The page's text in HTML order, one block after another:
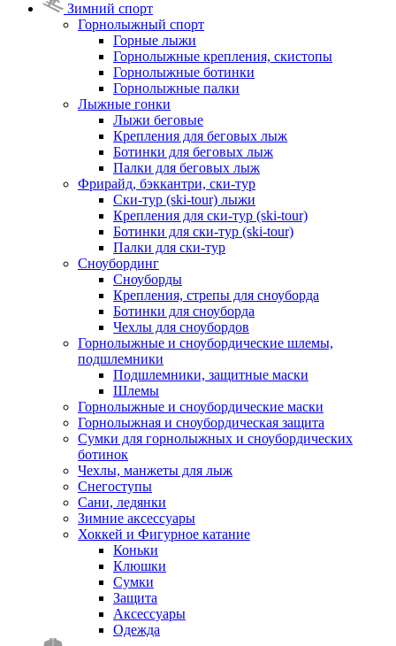
Зимний спорт
Горнолыжный спорт
Горные лыжи
Горнолыжные крепления, скистопы
Горнолыжные ботинки
Горнолыжные палки
Лыжные гонки
Лыжи беговые
Крепления для беговых лыж
Ботинки для беговых лыж
Палки для беговых лыж
Фрирайд, бэккантри, ски-тур
Ски-тур (ski-tour) лыжи
Крепления для ски-тур (ski-tour)
Ботинки для ски-тур (ski-tour)
Палки для ски-тур
Сноубординг
Сноуборды
Крепления, стрепы для сноуборда
Ботинки для сноуборда
Чехлы для сноубордов
Горнолыжные и сноубордические шлемы,
подшлемники
Подшлемники, защитные маски
Шлемы
Горнолыжные и сноубордические маски
Горнолыжная и сноубордическая защита
Сумки для горнолыжных и сноубордических
ботинок
Чехлы, манжеты для лыж
Снегоступы
Сани, ледянки
Зимние аксессуары
Хоккей и Фигурное катание
Коньки
Клюшки
Сумки
Защита
Аксессуары
Одежда